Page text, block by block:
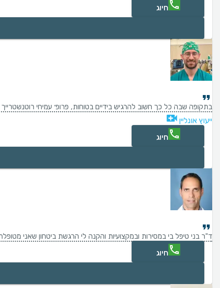
חיוג
בתקופה שבה כל כך חשוב להרגיש בידיים בטוחות, פרופ׳ עמיחי רוטנשטרייך
ייעוץ אונליין
חיוג
ד"ר בני טיפל בי במסירות ובמקצועיות והקנה לי הרגשת ביטחון שאני
חיוג